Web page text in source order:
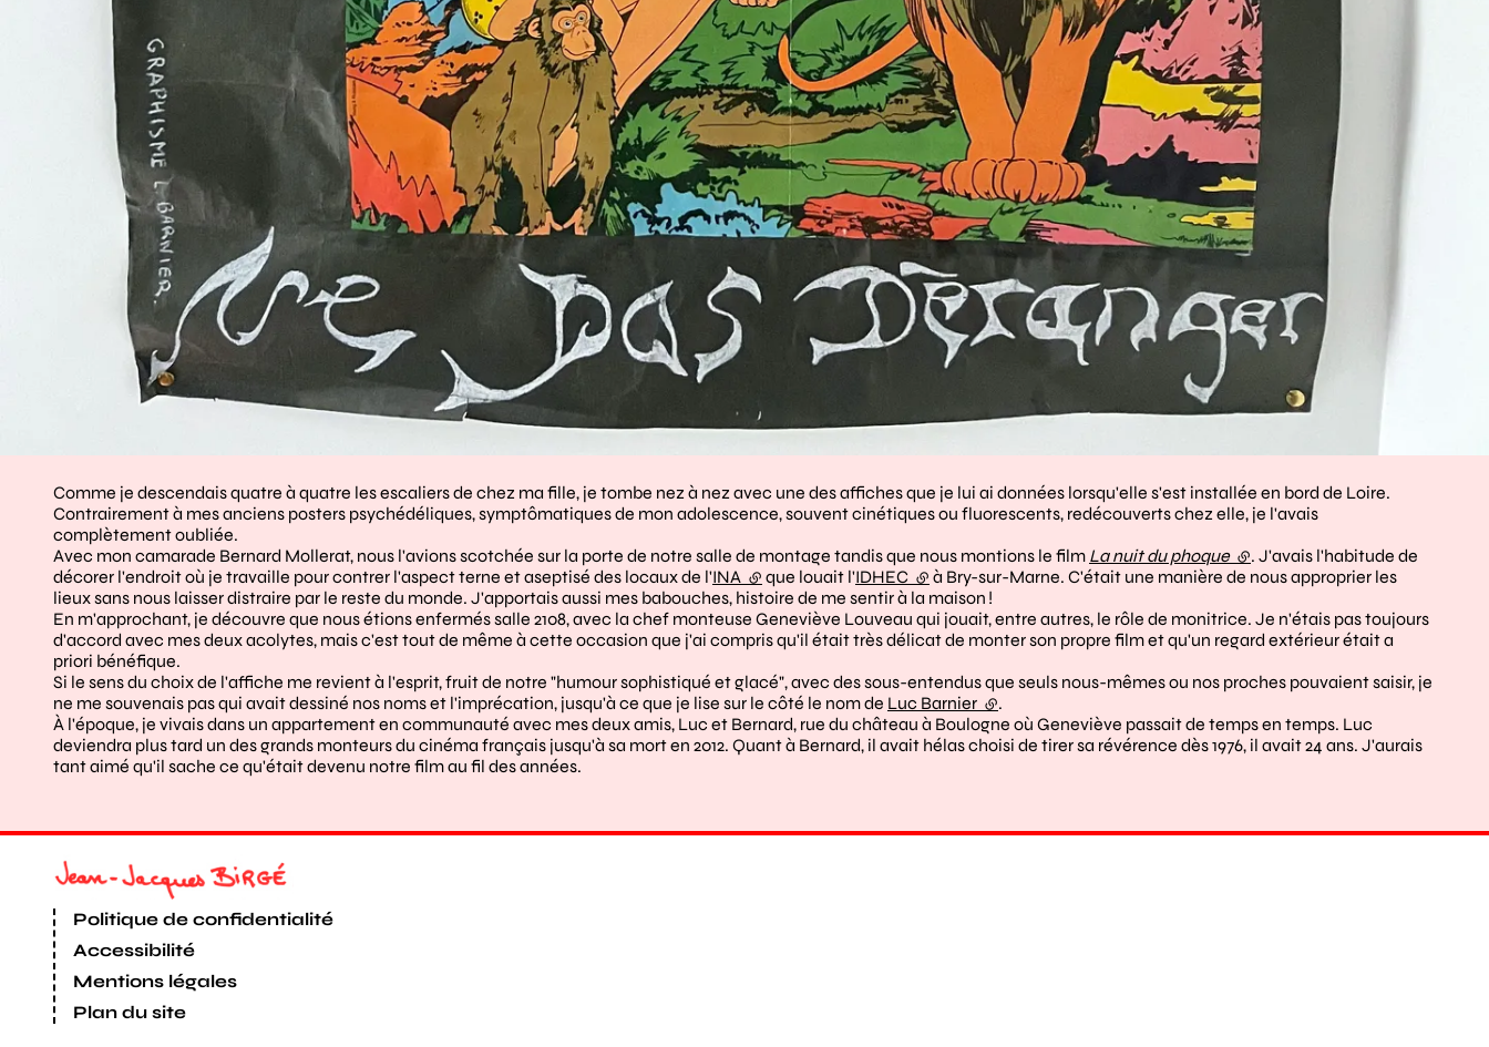
Comme je descendais quatre à quatre les escaliers de chez ma fille, je tombe nez à nez avec une des affiches que je lui ai données lorsqu'elle s'est installée en bord de Loire.
Contrairement à mes anciens posters psychédéliques, symptômatiques de mon adolescence, souvent cinétiques ou fluorescents, redécouverts chez elle, je l'avais
complètement oubliée.
Avec mon camarade Bernard Mollerat, nous l'avions scotchée sur la porte de notre salle de montage tandis que nous montions le film La nuit du phoque (lien externe)
. J'avais l'habitude de
décorer l'endroit où je travaille pour contrer l'aspect terne et aseptisé des locaux de l'INA (lien externe)
que louait l'IDHEC (lien externe)
à Bry-sur-Marne. C'était une manière de nous approprier les
lieux sans nous laisser distraire par le reste du monde. J'apportais aussi mes babouches, histoire de me sentir à la maison !
En m'approchant, je découvre que nous étions enfermés salle 2108, avec la chef monteuse Geneviève Louveau qui jouait, entre autres, le rôle de monitrice. Je n'étais pas toujours
d'accord avec mes deux acolytes, mais c'est tout de même à cette occasion que j'ai compris qu'il était très délicat de monter son propre film et qu'un regard extérieur était a
priori bénéfique.
Si le sens du choix de l'affiche me revient à l'esprit, fruit de notre "humour sophistiqué et glacé", avec des sous-entendus que seuls nous-mêmes ou nos proches pouvaient saisir, je
ne me souvenais pas qui avait dessiné nos noms et l'imprécation, jusqu'à ce que je lise sur le côté le nom de Luc Barnier (lien externe)
.
À l'époque, je vivais dans un appartement en communauté avec mes deux amis, Luc et Bernard, rue du château à Boulogne où Geneviève passait de temps en temps. Luc
deviendra plus tard un des grands monteurs du cinéma français jusqu'à sa mort en 2012. Quant à Bernard, il avait hélas choisi de tirer sa révérence dès 1976, il avait 24 ans. J'aurais
tant aimé qu'il sache ce qu'était devenu notre film au fil des années.
Politique de confidentialité
Accessibilité
Mentions légales
Plan du site